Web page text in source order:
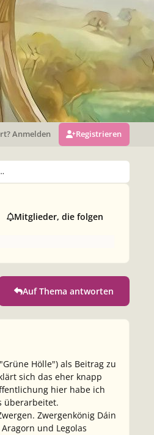
Anmelden Registrieren
Mitglieder, die folgen
Auf Thema antworten
Hölle") als Beitrag zu
sich das eher knapp
hier habe ich
überarbeitet.
Zwergenkönig Dáin
und Legolas